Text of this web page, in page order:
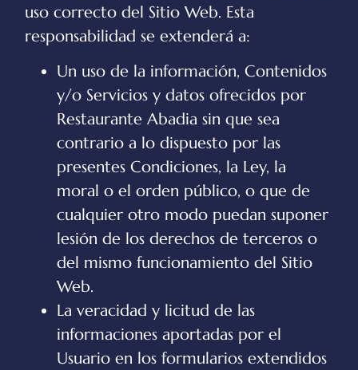
uso correcto del Sitio Web. Esta
responsabilidad se extenderá a:
Un uso de la información, Contenidos
y/o Servicios y datos ofrecidos por
Restaurante Abadia sin que sea
contrario a lo dispuesto por las
presentes Condiciones, la Ley, la
moral o el orden público, o que de
cualquier otro modo puedan suponer
lesión de los derechos de terceros o
del mismo funcionamiento del Sitio
Web.
La veracidad y licitud de las
informaciones aportadas por el
Usuario en los formularios extendidos